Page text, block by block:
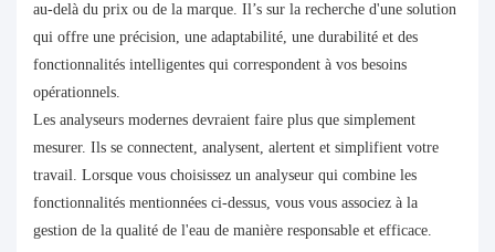
au-delà du prix ou de la marque. Il’s sur la recherche d'une solution
qui offre une précision, une adaptabilité, une durabilité et des
fonctionnalités intelligentes qui correspondent à vos besoins
opérationnels.
Les analyseurs modernes devraient faire plus que simplement
mesurer. Ils se connectent, analysent, alertent et simplifient votre
travail. Lorsque vous choisissez un analyseur qui combine les
fonctionnalités mentionnées ci-dessus, vous vous associez à la
gestion de la qualité de l'eau de manière responsable et efficace.